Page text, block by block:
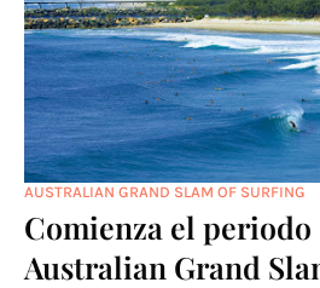
AUSTRALIAN GRAND SLAM OF SURFING
Comienza el periodo
Australian Grand